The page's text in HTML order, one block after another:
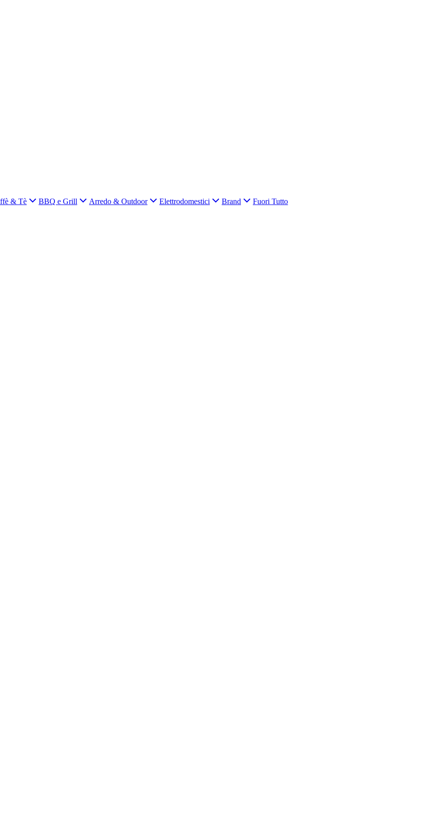
& Tè BBQ e Grill Arredo & Outdoor Elettrodomestici Brand Fuori Tutto